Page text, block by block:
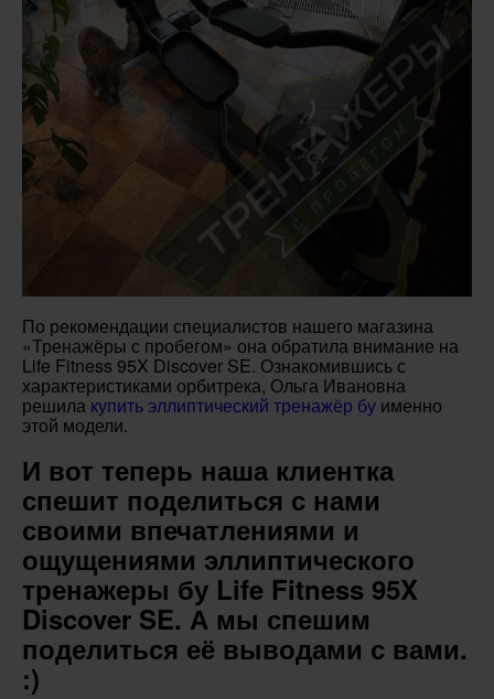
По рекомендации специалистов нашего магазина
«Тренажёры с пробегом» она обратила внимание на
Life Fitness 95X Discover SE. Ознакомившись с
характеристиками орбитрека, Ольга Ивановна
решила купить эллиптический тренажёр бу именно
этой модели.
И вот теперь наша клиентка
спешит поделиться с нами
своими впечатлениями и
ощущениями эллиптического
тренажеры бу Life Fitness 95X
Discover SE. А мы спешим
поделиться её выводами с вами.
:)